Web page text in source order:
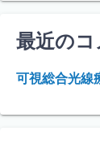
最近のコ
可視総合光線